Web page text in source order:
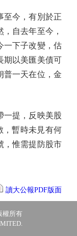
今，有別於正
自去年至今，
一下子改變，估
期以美匯美債可
普一天在位，金
提，反映美股
，暫時未見有何
，惟需提防股市
讀大公報PDF版面
權所有